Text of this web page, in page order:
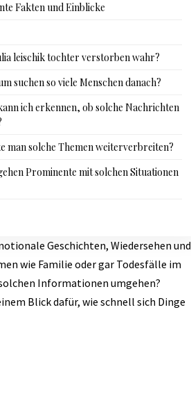
Fakten und Einblicke
leischik tochter verstorben wahr?
suchen so viele Menschen danach?
ich erkennen, ob solche Nachrichten
man solche Themen weiterverbreiten?
Prominente mit solchen Situationen
Geschichten, Wiedersehen und
wie Familie oder gar Todesfälle im
Informationen umgehen?
Blick dafür, wie schnell sich Dinge